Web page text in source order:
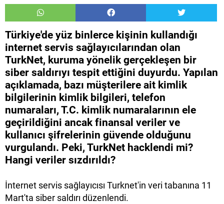
Türkiye'de yüz binlerce kişinin kullandığı
internet servis sağlayıcılarından olan
TurkNet, kuruma yönelik gerçekleşen bir
siber saldırıyı tespit ettiğini duyurdu. Yapılan
açıklamada, bazı müşterilere ait kimlik
bilgilerinin kimlik bilgileri, telefon
numaraları, T.C. kimlik numaralarının ele
geçirildiğini ancak finansal veriler ve
kullanıcı şifrelerinin güvende olduğunu
vurgulandı. Peki, TurkNet hacklendi mi?
Hangi veriler sızdırıldı?
İnternet servis sağlayıcısı Turknet'in veri tabanına 11
Mart'ta siber saldırı düzenlendi.